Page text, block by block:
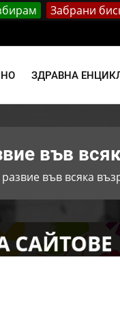
Забрани
ЗДРАВНА
във
във всяка